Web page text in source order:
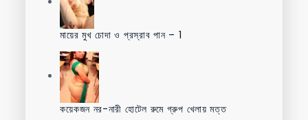
মায়ের মুখ চোদা ও প্রস্রাব পান – 1
কয়েকজন নর-নারী হোটেল রুমে গ্রুপ খেলায় মত্ত